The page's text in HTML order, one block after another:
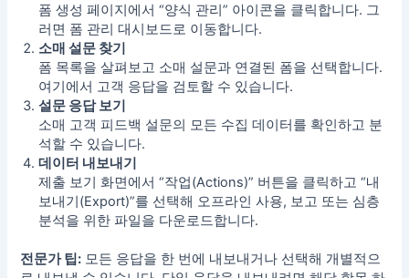
폼 생성 페이지에서 “양식 관리” 아이콘을 클릭합니다. 그
러면 폼 관리 대시보드로 이동합니다.
소매 설문 찾기
폼 목록을 살펴보고 소매 설문과 연결된 폼을 선택합니다.
여기에서 고객 응답을 검토할 수 있습니다.
설문 응답 보기
소매 고객 피드백 설문의 모든 수집 데이터를 확인하고 분
석할 수 있습니다.
데이터 내보내기
제출 보기 화면에서 “작업(Actions)” 버튼을 클릭하고 “내
보내기(Export)”를 선택해 오프라인 사용, 보고 또는 심층
분석을 위한 파일을 다운로드합니다.
전문가 팁: 모든 응답을 한 번에 내보내거나 선택해 개별적으